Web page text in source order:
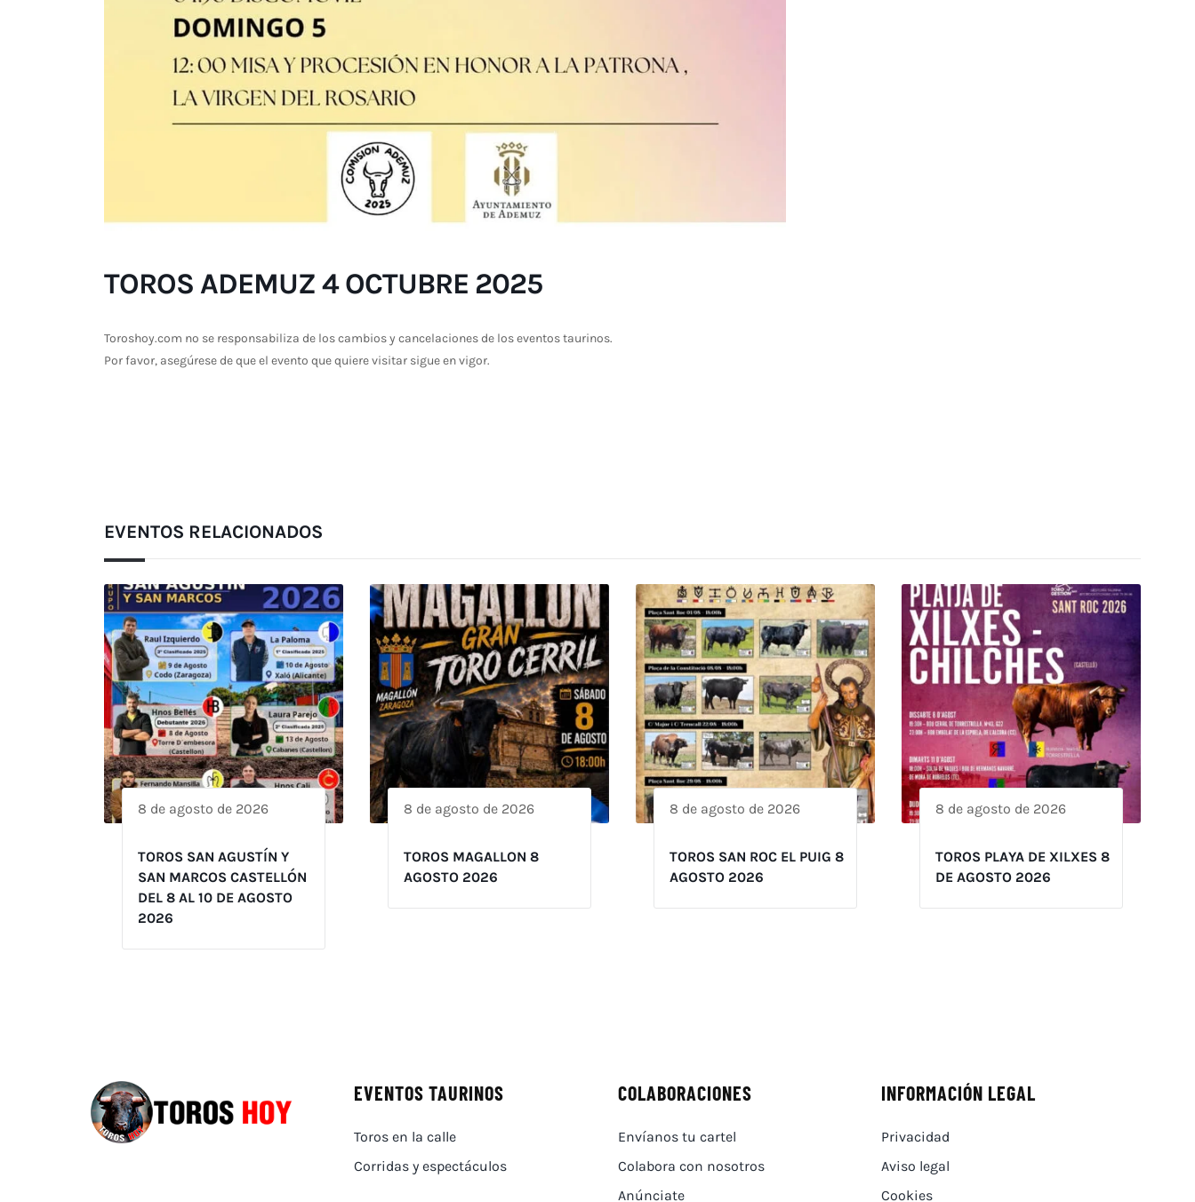
TOROS ADEMUZ 4 OCTUBRE 2025
Toroshoy.com no se responsabiliza de los cambios y cancelaciones de los eventos taurinos.
Por favor, asegúrese de que el evento que quiere visitar sigue en vigor.
EVENTOS RELACIONADOS
8 de agosto de 2026
TOROS SAN AGUSTÍN Y
SAN MARCOS CASTELLÓN
DEL 8 AL 10 DE AGOSTO
2026
8 de agosto de 2026
TOROS MAGALLON 8
AGOSTO 2026
8 de agosto de 2026
TOROS SAN ROC EL PUIG 8
AGOSTO 2026
8 de agosto de 2026
TOROS PLAYA DE XILXES 8
DE AGOSTO 2026
EVENTOS TAURINOS
Toros en la calle
Corridas y espectáculos
COLABORACIONES
Envíanos tu cartel
Colabora con nosotros
Anúnciate
INFORMACIÓN LEGAL
Privacidad
Aviso legal
Cookies